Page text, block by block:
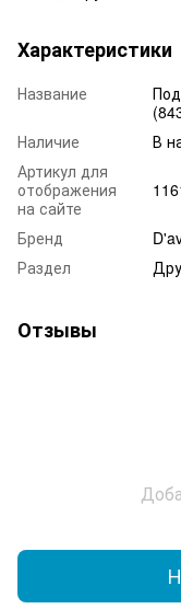
Характеристики
Название
Наличие
В
Артикул для
отображения
на сайте
Бренд
Раздел
Отзывы